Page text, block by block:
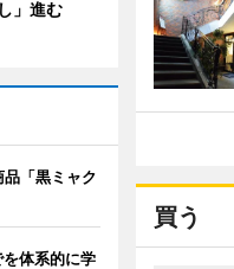
買う
」進む
「黒ミャク
を体系的に学